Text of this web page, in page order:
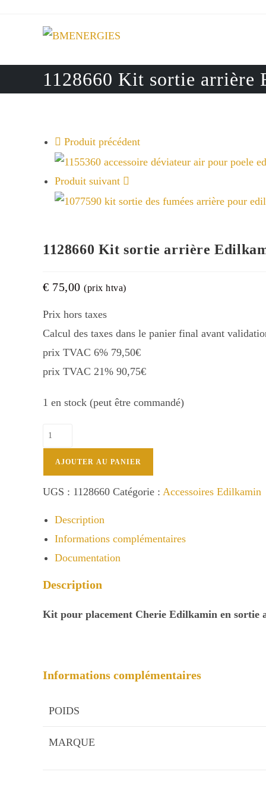
1128660 Kit sortie arrière
Produit précédent
Produit suivant
1128660 Kit sortie arrière
€ 75,00 (prix htva)
Prix hors taxes
Calcul des taxes dans le panier final avant
prix TVAC 6% 79,50€
prix TVAC 21% 90,75€
1 en stock (peut être commandé)
quantité
1128660
Kit
sortie
Edilkamin
Cherie
AJOUTER AU PANIER
UGS : 1128660 Catégorie : Accessoires Edilkamin
Description
Informations complémentaires
Documentation
Description
Kit pour placement Cherie Edilkamin en sortie
Informations complémentaires
POIDS
MARQUE